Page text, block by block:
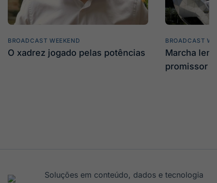
BROADCAST WEEKEND
O xadrez jogado pelas potências
BROADCAST
Marcha
promissor
Soluções em conteúdo, dados e tecnologia